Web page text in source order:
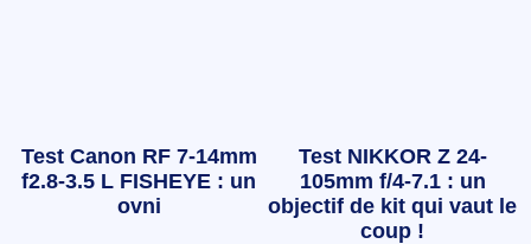
Test Canon RF 7-14mm
f2.8-3.5 L FISHEYE : un
ovni
Test NIKKOR Z 24-
105mm f/4-7.1 : un
objectif de kit qui vaut le
coup !